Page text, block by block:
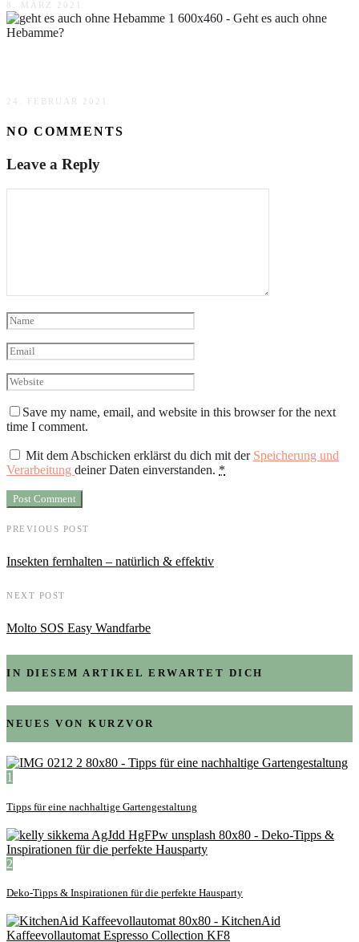
8. MÄRZ 2021
24. FEBRUAR 2021
NO COMMENTS
Leave a Reply
Save my name, email, and website in this browser for the next
time I comment.
Mit dem Abschicken erklärst du dich mit der Speicherung und
Verarbeitung deiner Daten einverstanden. *
PREVIOUS POST
Insekten fernhalten – natürlich & effektiv
NEXT POST
Molto SOS Easy Wandfarbe
IN DIESEM ARTIKEL ERWARTET DICH
NEUES VON KURZVOR
1
Tipps für eine nachhaltige Gartengestaltung
2
Deko-Tipps & Inspirationen für die perfekte Hausparty